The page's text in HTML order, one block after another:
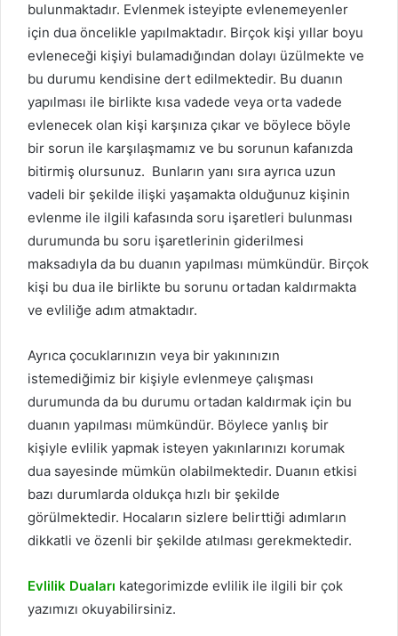
bulunmaktadır. Evlenmek isteyipte evlenemeyenler
için dua öncelikle yapılmaktadır. Birçok kişi yıllar boyu
evleneceği kişiyi bulamadığından dolayı üzülmekte ve
bu durumu kendisine dert edilmektedir. Bu duanın
yapılması ile birlikte kısa vadede veya orta vadede
evlenecek olan kişi karşınıza çıkar ve böylece böyle
bir sorun ile karşılaşmamız ve bu sorunun kafanızda
bitirmiş olursunuz. Bunların yanı sıra ayrıca uzun
vadeli bir şekilde ilişki yaşamakta olduğunuz kişinin
evlenme ile ilgili kafasında soru işaretleri bulunması
durumunda bu soru işaretlerinin giderilmesi
maksadıyla da bu duanın yapılması mümkündür. Birçok
kişi bu dua ile birlikte bu sorunu ortadan kaldırmakta
ve evliliğe adım atmaktadır.
Ayrıca çocuklarınızın veya bir yakınınızın
istemediğimiz bir kişiyle evlenmeye çalışması
durumunda da bu durumu ortadan kaldırmak için bu
duanın yapılması mümkündür. Böylece yanlış bir
kişiyle evlilik yapmak isteyen yakınlarınızı korumak
dua sayesinde mümkün olabilmektedir. Duanın etkisi
bazı durumlarda oldukça hızlı bir şekilde
görülmektedir. Hocaların sizlere belirttiği adımların
dikkatli ve özenli bir şekilde atılması gerekmektedir.
Evlilik Duaları kategorimizde evlilik ile ilgili bir çok
yazımızı okuyabilirsiniz.